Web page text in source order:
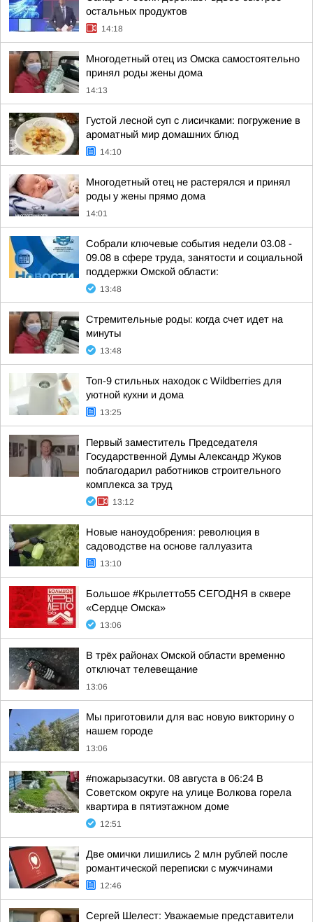
остальных продуктов
14:18
Многодетный отец из Омска самостоятельно
принял роды жены дома
14:13
Густой лесной суп с лисичками: погружение в
ароматный мир домашних блюд
14:10
Многодетный отец не растерялся и принял
роды у жены прямо дома
14:01
Собрали ключевые события недели 03.08 -
09.08 в сфере труда, занятости и социальной
поддержки Омской области:
13:48
Стремительные роды: когда счет идет на
минуты
13:48
Топ-9 стильных находок с Wildberries для
уютной кухни и дома
13:25
Первый заместитель Председателя
Государственной Думы Александр Жуков
поблагодарил работников строительного
комплекса за труд
13:12
Новые наноудобрения: революция в
садоводстве на основе галлуазита
13:10
Большое #Крылетто55 СЕГОДНЯ в сквере
«Сердце Омска»
13:06
В трёх районах Омской области временно
отключат телевещание
13:06
Мы приготовили для вас новую викторину о
нашем городе
13:06
#пожарызасутки. 08 августа в 06:24 В
Советском округе на улице Волкова горела
квартира в пятиэтажном доме
12:51
Две омички лишились 2 млн рублей после
романтической переписки с мужчинами
12:46
Сергей Шелест: Уважаемые представители